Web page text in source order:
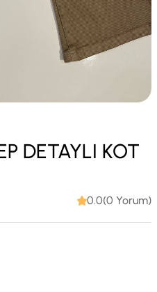
DETAYLI KOT
0.0(0 Yorum)